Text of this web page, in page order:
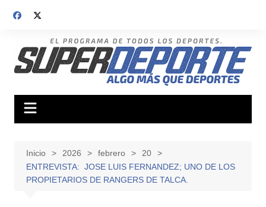
Inicio 2026 febrero
20
ENTREVISTA: JOSE LUIS FERNANDEZ; UNO DE LOS
PROPIETARIOS DE RANGERS DE TALCA.